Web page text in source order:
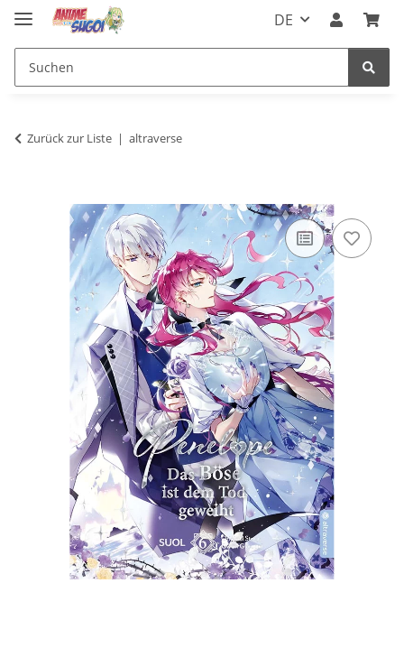
DE
Zurück zur Liste altraverse